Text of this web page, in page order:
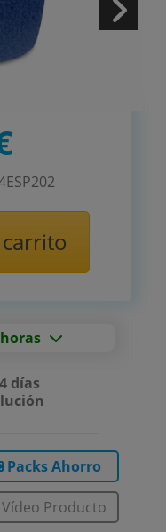
días
Packs Ahorro
Vídeo Producto